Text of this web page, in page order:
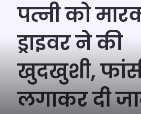
पत्नी को
ड्राइवर ने की
खुदखुशी,
लगाकर दी